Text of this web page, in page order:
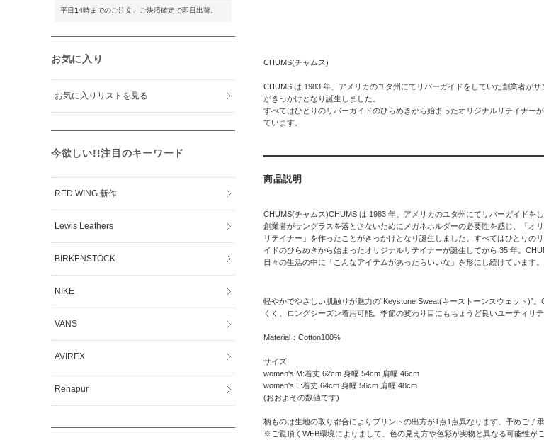
CHUMS(チャムス)
CHUMS は 1983 年、アメリカのユタ州にてリバーガイドをしていた創業者が
がきっかけとなり誕生しました。
すべてはひとりのリバーガイドのひらめきから始まったオリジナルリテイナー
ています。
商品説明
CHUMS(チャムス)CHUMS は 1983 年、アメリカのユタ州にてリバーガイドを
創業者がサングラスを落とさないためにメガネホルダーの必要性を感じ、「オ
リテイナー」を作ったことがきっかけとなり誕生しました。すべてはひとりの
イドのひらめきから始まったオリジナルリテイナーが誕生してから 35 年。
日々の生活の中に「こんなアイテムがあったらいいな」を形にし続けています。
軽やかでやさしい肌触りが魅力の“Keystone Sweat(キーストーンスウェット)”
くく、ロングシーズン着用可能。季節の変わり目にもちょうど良いユーティリテ
Material：Cotton100%
サイズ
women's M:着丈 62cm 身幅 54cm 肩幅 46cm
women's L:着丈 64cm 身幅 56cm 肩幅 48cm
(おおよその数値です)
柄ものは生地の取り都合によりプリントの出方が1点1点異なります。予めご了承
※ご覧頂くWEB環境によりまして、色の見え方や色彩が実物と異なる可能性がご
平日14時までのご注文、ご決済確定で即日出荷。
お気に入り
お気に入りリストを見る
今欲しい!!注目のキーワード
RED WING 新作
Lewis Leathers
BIRKENSTOCK
NIKE
VANS
AVIREX
Renapur